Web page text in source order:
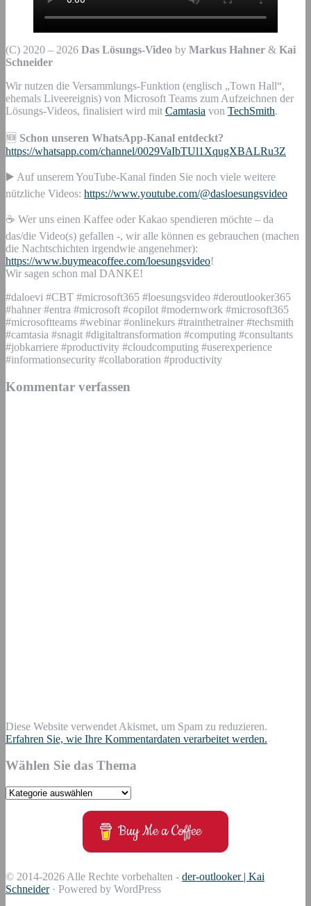
(C) 2020 – 2026 Das Lösungs-Video by Markus Hahner & Kai
Schneider
Wir nutzen die Versammlungs-Funktion (englisch „Town Hall“,
ehemals Liveereignis) von Microsoft Teams zum Aufzeichnen der
Lösungs-Videos, finalisiert wird mit Camtasia von TechSmith.
🆕 Schon unseren WhatsApp-Kanal entdeckt?
https://whatsapp.com/channel/0029VaIbTUl1XqugXBALRu3Z
▶️ Auf unserem YouTube-Kanal finden Sie noch viele weitere
nützliche Videos: https://www.youtube.com/@dasloesungsvideo
☕ Wer uns einen Kaffee oder Kakao spendieren möchte – da
das/die Video(s) gefallen -, wir alle können es gebrauchen (machen
die Nachtschichten irgendwie angenehmer):
https://www.buymeacoffee.com/loesungsvideo!
Wir sagen schon mal DANKE!
#daloevi #CBT #microsoft365 #loesungsvideo #deroutlooker365
#hahner #entra #microsoft #copilot #modernwork #microsoft365
#microsoftteams #webinar #onlinekurs #trainthetrainer #techsmith
#camtasia #snagit #digitaltransformation #computing #consultants
#jobkarriere #productivity #cloudcomputing #userexperience
#informationsecurity #collaboration #productivity
Kommentar verfassen
Diese Website verwendet Akismet, um Spam zu reduzieren.
Erfahren Sie, wie Ihre Kommentardaten verarbeitet werden.
Wählen Sie das Thema
Wählen
Buy Me a Coffee
© 2014-2026 Alle Rechte vorbehalten - der-outlooker | Kai
Schneider· Powered by WordPress